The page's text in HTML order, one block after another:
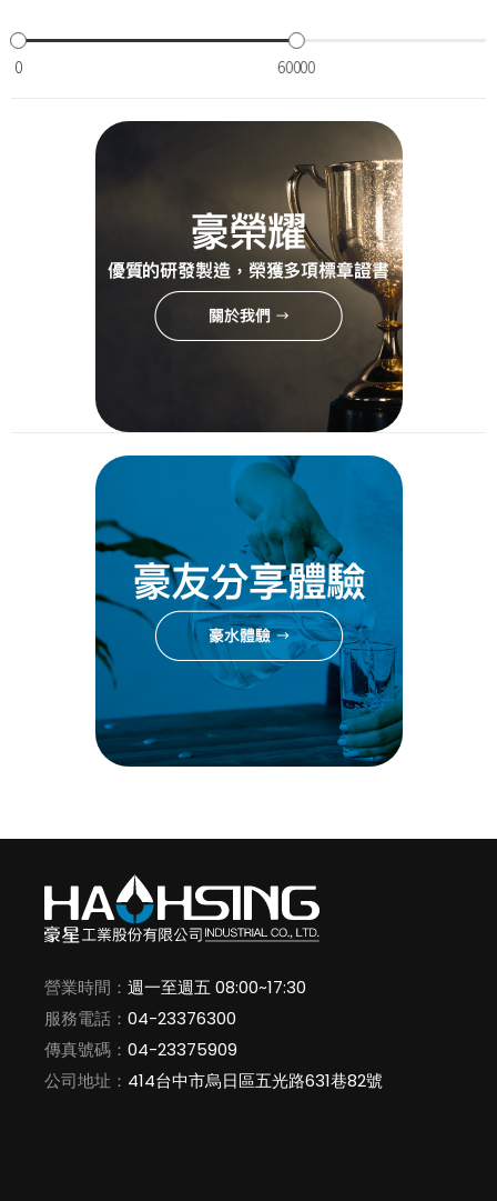
0 60000
營業時間： 週一至週五 08:00~17:30
服務電話： 04-23376300
傳真號碼： 04-23375909
公司地址： 414台中市烏日區五光路631巷82號